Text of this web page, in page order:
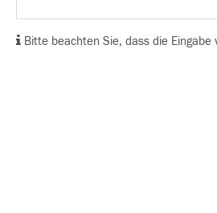
Bitte beachten Sie, dass die